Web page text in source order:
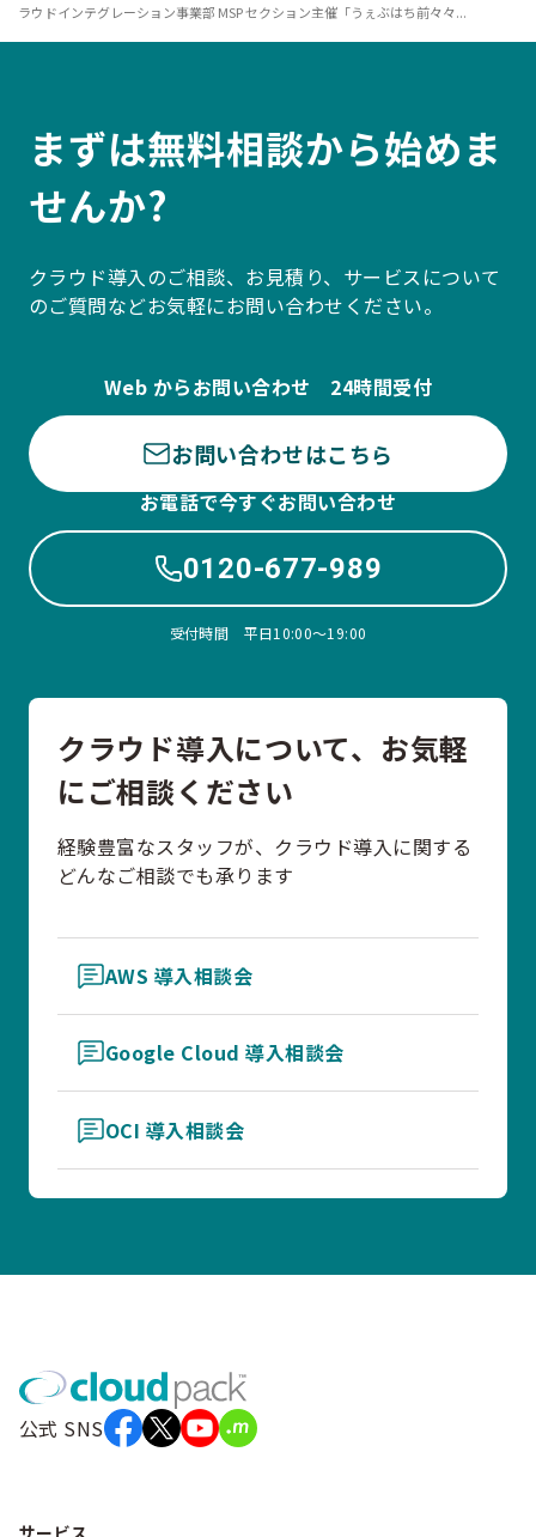
ラウドインテグレーション事業部 MSP セクション主催「うぇぶはち前々々...
まずは無料相談から始めま
せんか?
クラウド導入のご相談、お見積り、サービスについて
のご質問などお気軽にお問い合わせください。
Web からお問い合わせ 24時間受付
お問い合わせはこちら
お電話で今すぐお問い合わせ
0120-677-989
受付時間 平日10:00〜19:00
クラウド導入について、お気軽
にご相談ください
経験豊富なスタッフが、クラウド導入に関する
どんなご相談でも承ります
AWS 導入相談会
Google Cloud 導入相談会
OCI 導入相談会
公式 SNS
サービス